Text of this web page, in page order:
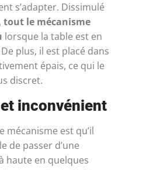
s’adapter. Dissimulé
tout le mécanisme
lorsque la table est en
plus, il est placé dans
épais, ce qui le
discret.
inconvénient
mécanisme est qu’il
de passer d’une
haute en quelques